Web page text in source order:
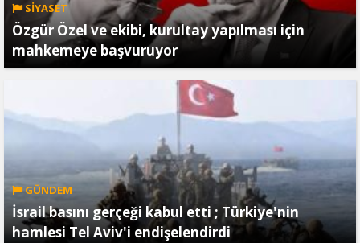
SİYASET
Özgür Özel ve ekibi, kurultay yapılması için
mahkemeye başvuruyor
GÜNDEM
İsrail basını gerçeği kabul etti ; Türkiye'nin
hamlesi Tel Aviv'i endişelendirdi